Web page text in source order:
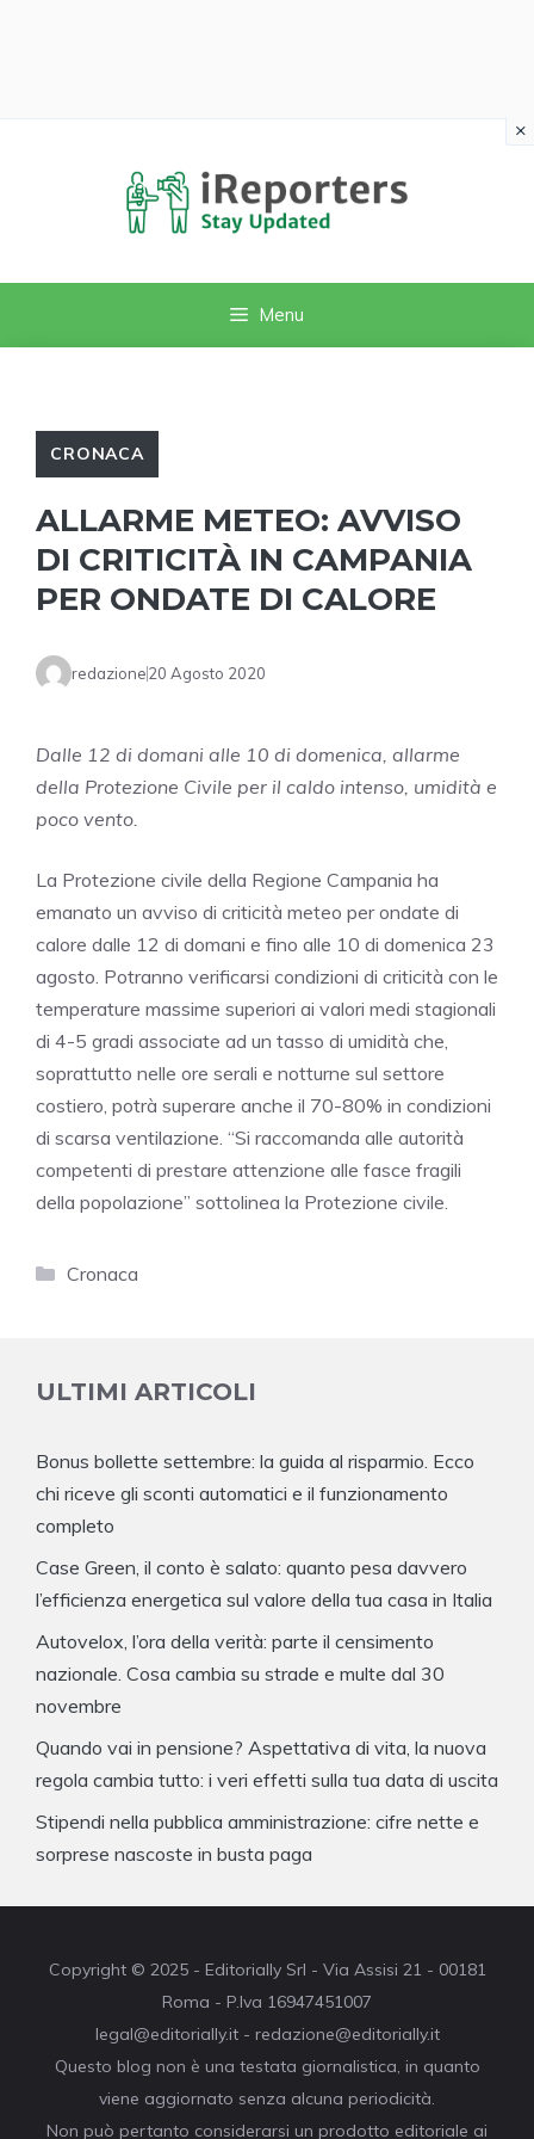
Menu
CRONACA
ALLARME METEO: AVVISO
DI CRITICITÀ IN CAMPANIA
PER ONDATE DI CALORE
redazione20 Agosto 2020
Dalle 12 di domani alle 10 di domenica, allarme
della Protezione Civile per il caldo intenso, umidità e
poco vento.
La Protezione civile della Regione Campania ha
emanato un avviso di criticità meteo per ondate di
calore dalle 12 di domani e fino alle 10 di domenica 23
agosto. Potranno verificarsi condizioni di criticità con le
temperature massime superiori ai valori medi stagionali
di 4-5 gradi associate ad un tasso di umidità che,
soprattutto nelle ore serali e notturne sul settore
costiero, potrà superare anche il 70-80% in condizioni
di scarsa ventilazione. “Si raccomanda alle autorità
competenti di prestare attenzione alle fasce fragili
della popolazione” sottolinea la Protezione civile.
Categorie
Cronaca
ULTIMI ARTICOLI
Bonus bollette settembre: la guida al risparmio. Ecco
chi riceve gli sconti automatici e il funzionamento
completo
Case Green, il conto è salato: quanto pesa davvero
l’efficienza energetica sul valore della tua casa in Italia
Autovelox, l’ora della verità: parte il censimento
nazionale. Cosa cambia su strade e multe dal 30
novembre
Quando vai in pensione? Aspettativa di vita, la nuova
regola cambia tutto: i veri effetti sulla tua data di uscita
Stipendi nella pubblica amministrazione: cifre nette e
sorprese nascoste in busta paga
Copyright © 2025 - Editorially Srl - Via Assisi 21 - 00181
Roma - P.Iva 16947451007
legal@editorially.it - redazione@editorially.it
Questo blog non è una testata giornalistica, in quanto
viene aggiornato senza alcuna periodicità.
Non può pertanto considerarsi un prodotto editoriale ai
×